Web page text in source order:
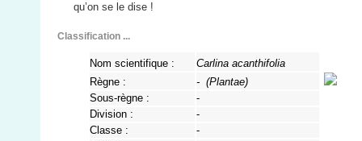
qu’on se le dise !
Classification ...
Nom scientifique :
Carlina acanthifolia
Règne :
- (Plantae)
Sous-règne :
-
Division :
-
Classe :
-